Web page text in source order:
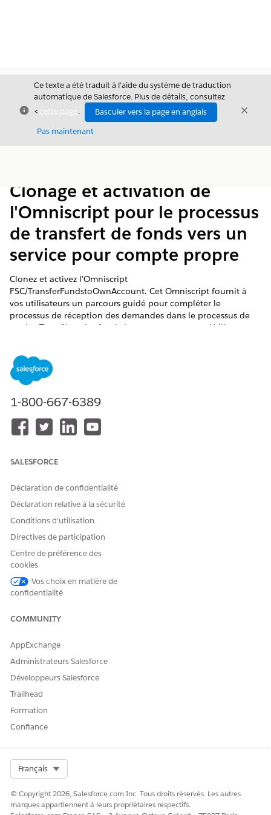
Fermer
Ce texte a été traduit à l’aide du système de traduction
automatique de Salesforce. Plus de détails, consultez
<cette page .
Basculer vers la page en anglais
Pas maintenant
Fermer
Clonage et activation de
l'Omniscript pour le processus
de transfert de fonds vers un
service pour compte propre
Clonez et activez l'Omniscript
FSC/TransferFundstoOwnAccount. Cet Omniscript fournit à
vos utilisateurs un parcours guidé pour compléter le
processus de réception des demandes dans le processus de
service Transférer des fonds à un compte propre. Utilisez
ÉDITIONS REQUISES
AUTORISATIONS UTILISATEUR REQUISES
Pour activer l'Omniscript
Transférer des fonds vers un
Dans le Lanceur d'application, recherchez et sélectionnez
Dans la barre de navigation de l'application Omnistudio,
sélectionnezOmniscripts
L'affichage de l'application Omniscripts peut prendre du
Si Exécution Omnistudio standard est désactivée, activez-
la.
Sélectionnez
Cliquez surNouvelle version
Cliquez sur
CET ARTICLE A-T-IL RÉSOLU VOTRE PROBLÈME ?
Dites-nous ce que nous pouvons améliorer !
1-800-667-6389
SALESFORCE
Déclaration de confidentialité
Déclaration relative à la sécurité
Conditions d’utilisation
Directives de participation
Centre de préférence des
cookies
Vos choix en matière de
confidentialité
COMMUNITY
AppExchange
Administrateurs Salesforce
Développeurs Salesforce
Trailhead
Formation
Confiance
Français
© Copyright 2026, Salesforce.com Inc. Tous droits réservés. Les autres
marques appartiennent à leurs propriétaires respectifs.